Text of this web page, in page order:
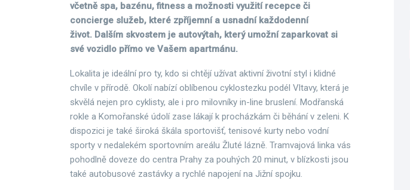
včetně spa, bazénu, fitness a možnosti využití recepce či
concierge služeb, které zpříjemní a usnadní každodenní
život. Dalším skvostem je autovýtah, který umožní zaparkovat si
své vozidlo přímo ve Vašem apartmánu.
Lokalita je ideální pro ty, kdo si chtějí užívat aktivní životní styl i klidné
chvíle v přírodě. Okolí nabízí oblíbenou cyklostezku podél Vltavy, která je
skvělá nejen pro cyklisty, ale i pro milovníky in-line bruslení. Modřanská
rokle a Komořanské údolí zase lákají k procházkám či běhání v zeleni. K
dispozici je také široká škála sportovišť, tenisové kurty nebo vodní
sporty v nedalekém sportovním areálu Žluté lázně. Tramvajová linka vás
pohodlně doveze do centra Prahy za pouhých 20 minut, v blízkosti jsou
také autobusové zastávky a rychlé napojení na Jižní spojku.